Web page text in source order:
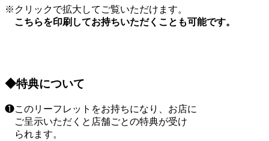
※クリックで拡大してご覧いただけます。
こちらを印刷してお持ちいただくことも可能です。
◆特典について
❶このリーフレットをお持ちになり、お店に
ご呈示いただくと店舗ごとの特典が受け
られます。